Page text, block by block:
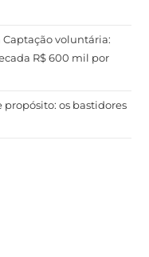
Captação voluntária:
R$ 600 mil por
propósito: os bastidores